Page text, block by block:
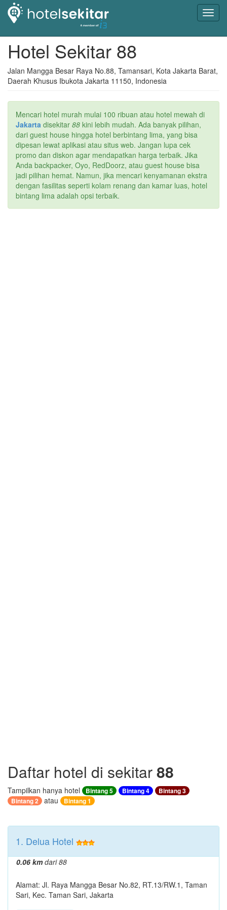
Hotel Sekitar 88
Jalan Mangga Besar Raya No.88, Tamansari, Kota Jakarta Barat,
Daerah Khusus Ibukota Jakarta 11150, Indonesia
Mencari hotel murah mulai 100 ribuan atau hotel mewah di
Jakarta disekitar 88 kini lebih mudah. Ada banyak pilihan,
dari guest house hingga hotel berbintang lima, yang bisa
dipesan lewat aplikasi atau situs web. Jangan lupa cek
promo dan diskon agar mendapatkan harga terbaik. Jika
Anda backpacker, Oyo, RedDoorz, atau guest house bisa
jadi pilihan hemat. Namun, jika mencari kenyamanan ekstra
dengan fasilitas seperti kolam renang dan kamar luas, hotel
bintang lima adalah opsi terbaik.
Daftar hotel di sekitar88
Tampilkan hanya hotel Bintang 5 Bintang 4
Bintang 3
Bintang 2
atau Bintang 1
1. Delua Hotel
0.06 kmdari 88
Alamat: Jl. Raya Mangga Besar No.82, RT.13/RW.1, Taman
Sari, Kec. Taman Sari, Jakarta